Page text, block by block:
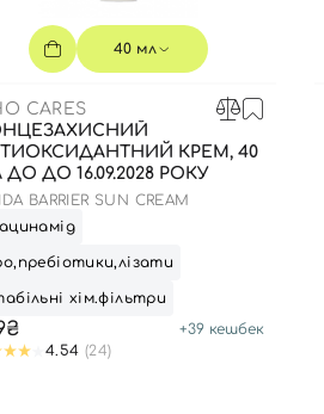
СПФ захист для дітей
Для зони повік
40 мл
CARES
КРЕМ, 40
ДО 16.09.2028 РОКУ
BARRIER SUN CREAM
хім.фільтри
+39кешбек
4.54 (24)